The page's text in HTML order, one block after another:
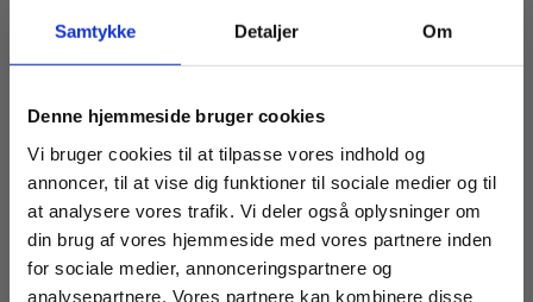
Samtykke Detaljer Om
Denne hjemmeside bruger cookies
Vi bruger cookies til at tilpasse vores indhold og
annoncer, til at vise dig funktioner til sociale medier og til
at analysere vores trafik. Vi deler også oplysninger om
din brug af vores hjemmeside med vores partnere inden
for sociale medier, annonceringspartnere og
analysepartnere. Vores partnere kan kombinere disse
Om os
Typegodkendelser
Job
Udforsk